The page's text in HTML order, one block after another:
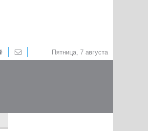
Пятница, 7 августа